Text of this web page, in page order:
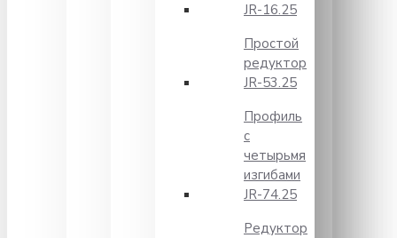
JR-16.25
Простой
редуктор
JR-53.25
Профиль
с
четырьмя
изгибами
JR-74.25
Редуктор